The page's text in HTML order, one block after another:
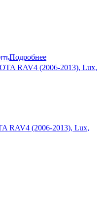
Подробнее
RAV4 (2006-2013), Lux,